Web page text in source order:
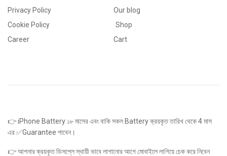
Privacy Policy
Cookie Policy
Career
Our blog
Shop
Cart
👉 iPhone Battery ১৮ মাসের এবং বাকি সকল Battery ক্রয়কৃত তারিখ থেকে 4 মাস
এর ✅Guarantee পাবেন।
👉 আপনার ক্রয়কৃত ডিসপ্লে স্থায়ী ভাবে লাগানোর আগে মোবাইলে লাগিয়ে চেক করে নিবেন